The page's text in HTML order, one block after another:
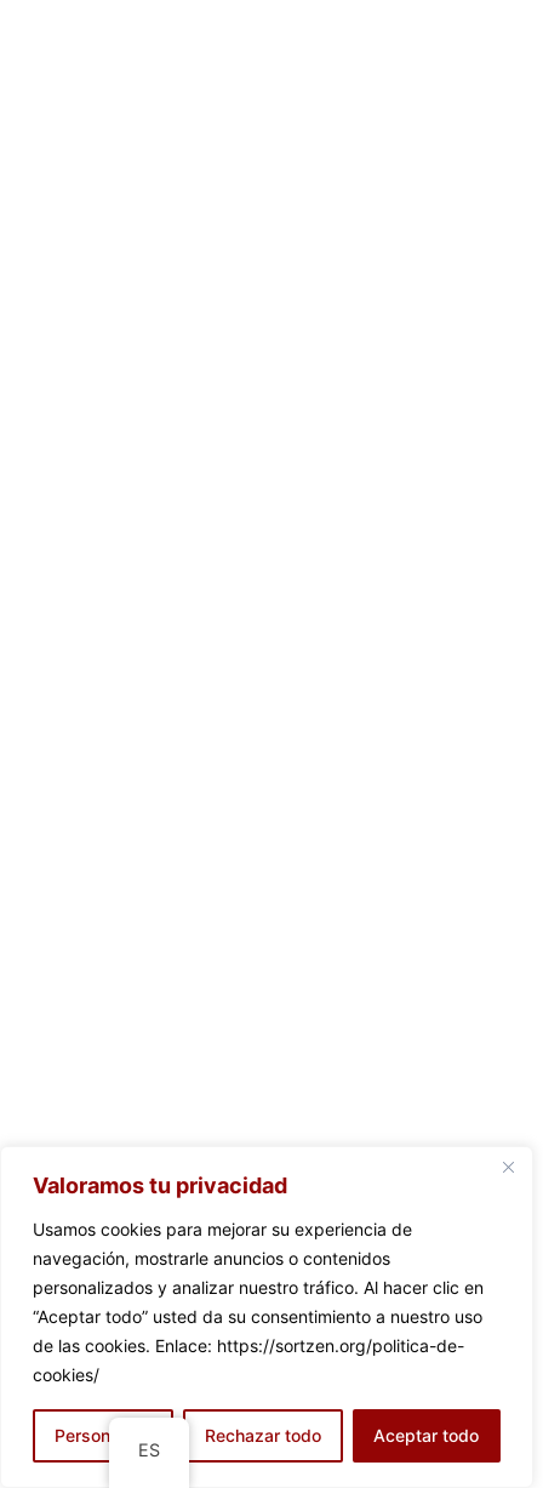
Valoramos tu privacidad
Usamos cookies para mejorar su experiencia de
navegación, mostrarle anuncios o contenidos
personalizados y analizar nuestro tráfico. Al hacer clic en
“Aceptar todo” usted da su consentimiento a nuestro uso
de las cookies. Enlace: https://sortzen.org/politica-de-
cookies/
Personalizar Rechazar todo Aceptar todo
ES